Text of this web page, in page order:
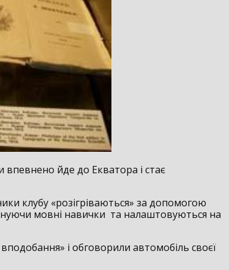
впевнено йде до Екватора і стає
клубу «розігріваються» за допомогою
мовні навички та налаштовуються на
і обговорили автомобіль своєї